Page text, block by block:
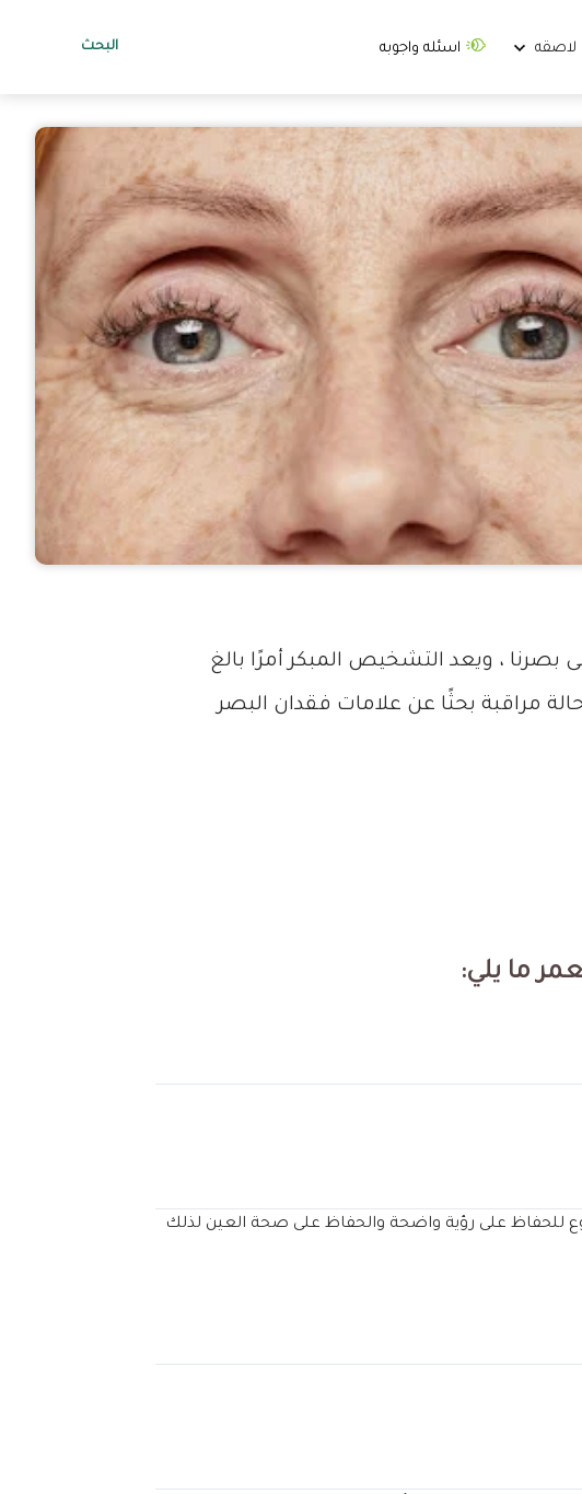
لاصقه اسئله واجوبه البحث
بصرنا ، ويعد التشخيص المبكر أمرًا بالغ
مراقبة بحثًا عن علامات فقدان البصر
ما يلي:
للحفاظ على رؤية واضحة والحفاظ على صحة العين لذلك